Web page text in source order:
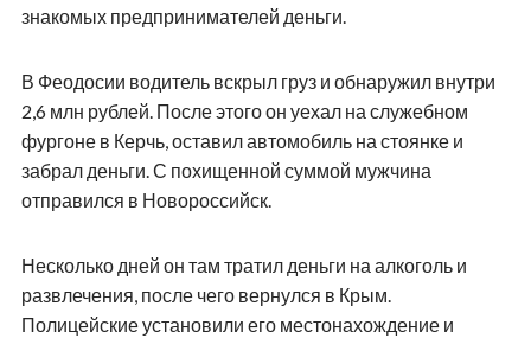
знакомых предпринимателей деньги.
В Феодосии водитель вскрыл груз и обнаружил внутри
2,6 млн рублей. После этого он уехал на служебном
фургоне в Керчь, оставил автомобиль на стоянке и
забрал деньги. С похищенной суммой мужчина
отправился в Новороссийск.
Несколько дней он там тратил деньги на алкоголь и
развлечения, после чего вернулся в Крым.
Полицейские установили его местонахождение и